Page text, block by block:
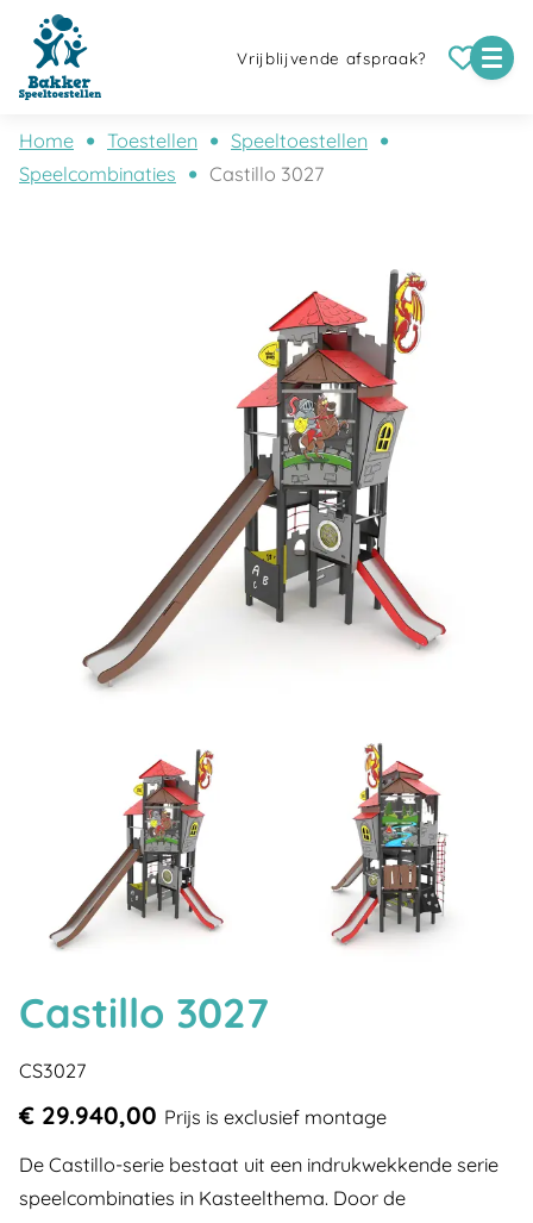
Vrijblijvende afspraak?
Home Toestellen
Speeltoestellen
Speelcombinaties
Castillo 3027
Castillo 3027
CS3027
€ 29.940,00 Prijs is exclusief montage
De Castillo-serie bestaat uit een indrukwekkende serie
speelcombinaties in Kasteelthema. Door de